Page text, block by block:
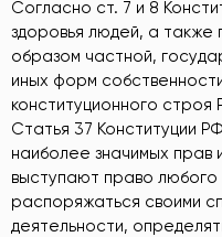
Согласно ст. 7 и 8
здоровья людей, а также
образом частной,
иных форм
конституционного строя
Статья 37 Конституции
наиболее значимых прав
выступают право
распоряжаться своими
деятельности,